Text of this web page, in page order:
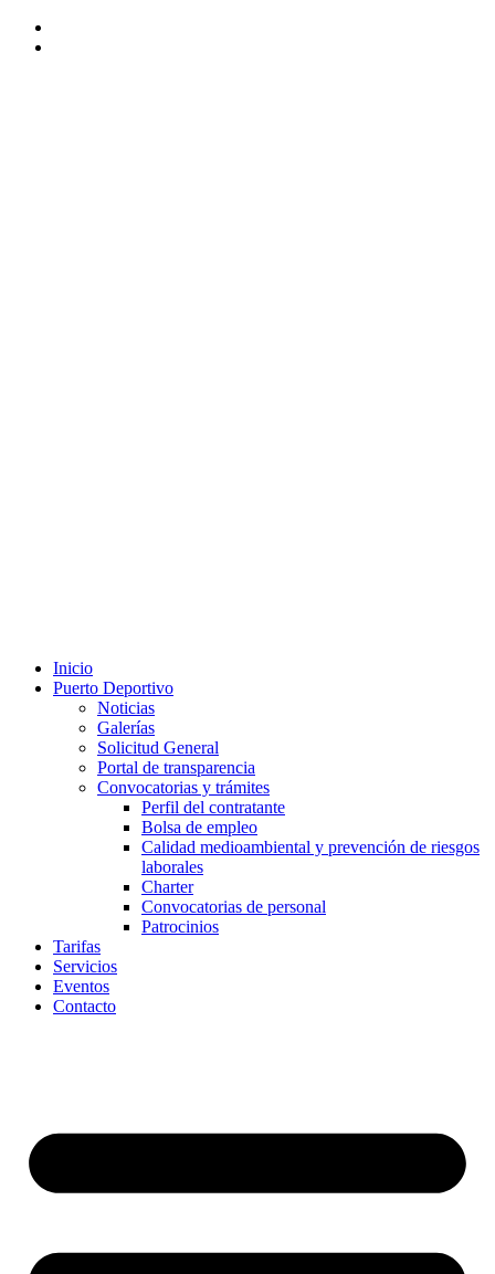
Inicio
Puerto Deportivo
Noticias
Galerías
Solicitud General
Portal de transparencia
Convocatorias y trámites
Perfil del contratante
Bolsa de empleo
Calidad medioambiental y prevención de riesgos
laborales
Charter
Convocatorias de personal
Patrocinios
Tarifas
Servicios
Eventos
Contacto